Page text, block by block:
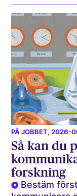
PÅ JOBBET, 2026-
Så kan du
forskning
Bestäm